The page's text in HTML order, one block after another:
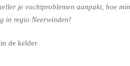
je vochtproblemen aanpakt, hoe
in regio Neerwinden!